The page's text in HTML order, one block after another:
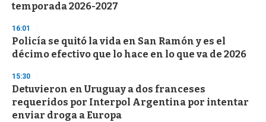
temporada 2026-2027
16:01
Policía se quitó la vida en San Ramón y es el
décimo efectivo que lo hace en lo que va de 2026
15:30
Detuvieron en Uruguay a dos franceses
requeridos por Interpol Argentina por intentar
enviar droga a Europa